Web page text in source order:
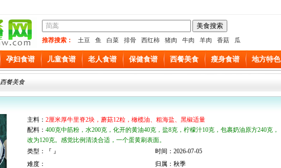
推荐搜索： 土豆 鱼 白菜 排骨 西红柿 猪肉 牛肉 羊肉 香菇 瓜
孕妇食谱 儿童食谱 老人食谱 保健食谱 西餐美食 瘦身食谱 地方特色
西餐美食
主料： 2厘米厚牛里脊2块，蘑菇12粒，橄榄油、粗海盐、黑椒适量
配料： 400克中筋粉，水200克，化开的黄油40克，盐8克，柠檬汁10克，包裹奶油原方240克，
改为120克。感觉比例清淡合适，一个蛋黄刷表面。
类型：『 』
时间：2026-07-05
难度：
归属：秋季